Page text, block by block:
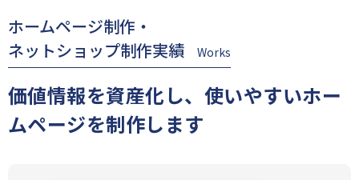
ホームページ制作・
ネットショップ制作実績
Works
価値情報を資産化し、使いやすいホー
ムページを制作します